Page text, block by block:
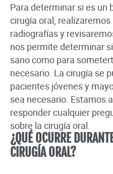
Para determinar si es un
cirugía oral,
radiografías y
nos permite determinar
sano como para
necesario. La cirugía se
pacientes jóvenes y
sea necesario. Estamos
responder cualquier
sobre la cirugía oral.
¿QUÉ OCURRE
CIRUGÍA ORAL?